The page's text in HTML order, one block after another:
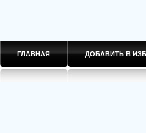
ГЛАВНАЯ ДОБАВИТЬ В